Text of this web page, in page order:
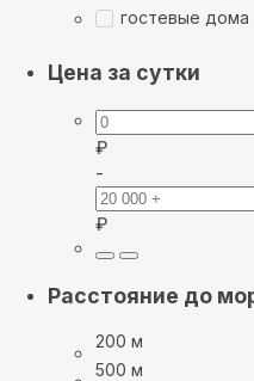
гостевые дома
Цена за сутки
₽
-
₽
Расстояние до
200 м
500 м